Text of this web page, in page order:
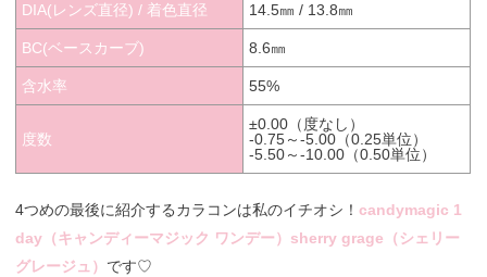
DIA(レンズ直径) / 着色直径 14.5㎜ / 13.8㎜
BC(ベースカーブ) 8.6㎜
含水率 55%
度数
±0.00（度なし）
-0.75～-5.00（0.25単位）
-5.50～-10.00（0.50単位）
4つめの最後に紹介するカラコンは私のイチオシ！candymagic 1
day（キャンディーマジック ワンデー）sherry grage（シェリー
グレージュ） です♡